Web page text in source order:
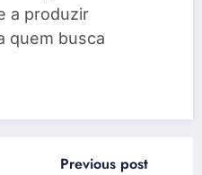
a produzir
quem busca
Previous post